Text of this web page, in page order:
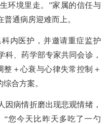
环境里走。”家属的信任与
通病房迎难而上。
内医护，并邀请重症监护
科、药学部专家共同会诊，
＋心衰与心律失常控制＋
合方案。
因病情折磨出现悲观情绪，
您今天比昨天多吃了一勺